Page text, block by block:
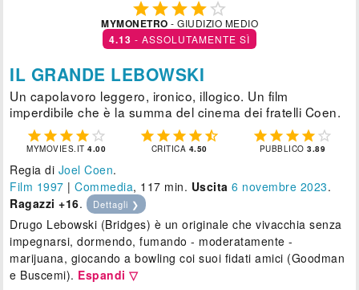
 
MYMONETRO - GIUDIZIO MEDIO
4.13 - ASSOLUTAMENTE SÌ
IL GRANDE LEBOWSKI
Un capolavoro leggero, ironico, illogico. Un film
imperdibile che è la summa del cinema dei fratelli Coen.
    
MYMOVIES.IT4.00
    
CRITICA 4.50
    
PUBBLICO3.89
Regia di Joel Coen.
Film 1997 |Commedia, 117 min. Uscita 6 novembre 2023.
Ragazzi +16. Dettagli ❯
Drugo Lebowski (Bridges) è un originale che vivacchia senza
impegnarsi, dormendo, fumando - moderatamente -
marijuana, giocando a bowling coi suoi fidati amici (Goodman
e Buscemi). Espandi ▽